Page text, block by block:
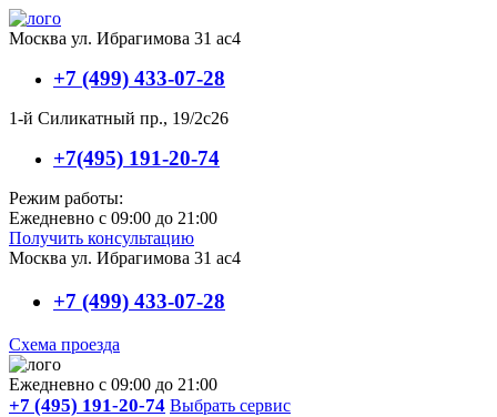
Москва ул. Ибрагимова 31 ас4
+7 (499) 433-07-28
1-й Силикатный пр., 19/2с26
+7(495) 191-20-74
Режим работы:
Ежедневно с 09:00 до 21:00
Получить консультацию
Москва ул. Ибрагимова 31 ас4
+7 (499) 433-07-28
Схема проезда
Ежедневно с 09:00 до 21:00
+7 (495) 191-20-74 Выбрать сервис